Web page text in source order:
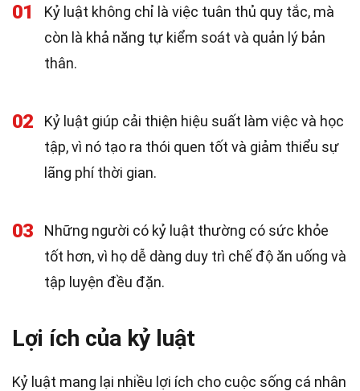
01
Kỷ luật không chỉ là việc tuân thủ quy tắc, mà
còn là khả năng tự kiểm soát và quản lý bản
thân.
02
Kỷ luật giúp cải thiện hiệu suất làm việc và học
tập, vì nó tạo ra thói quen tốt và giảm thiểu sự
lãng phí thời gian.
03
Những người có kỷ luật thường có sức khỏe
tốt hơn, vì họ dễ dàng duy trì chế độ ăn uống và
tập luyện đều đặn.
Lợi ích của kỷ luật
Kỷ luật mang lại nhiều lợi ích cho cuộc sống cá nhân